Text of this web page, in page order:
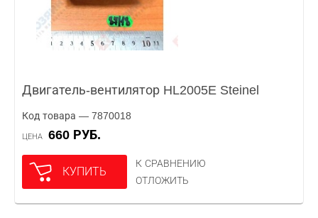
Двигатель-вентилятор HL2005E Steinel
Код товара — 7870018
ЦЕНА 660 РУБ.
КУПИТЬ
К СРАВНЕНИЮ
ОТЛОЖИТЬ